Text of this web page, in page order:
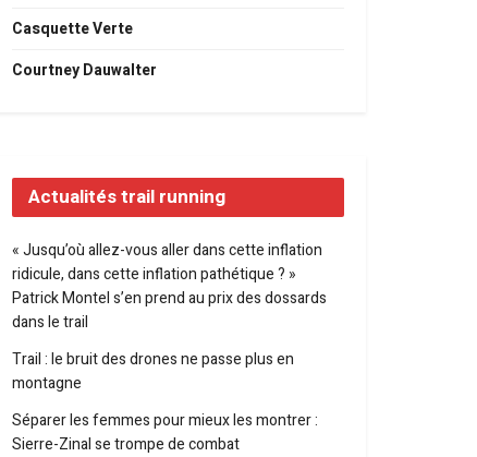
Casquette Verte
Courtney Dauwalter
Actualités trail running
« Jusqu’où allez-vous aller dans cette inflation
ridicule, dans cette inflation pathétique ? »
Patrick Montel s’en prend au prix des dossards
dans le trail
Trail : le bruit des drones ne passe plus en
montagne
Séparer les femmes pour mieux les montrer :
Sierre-Zinal se trompe de combat